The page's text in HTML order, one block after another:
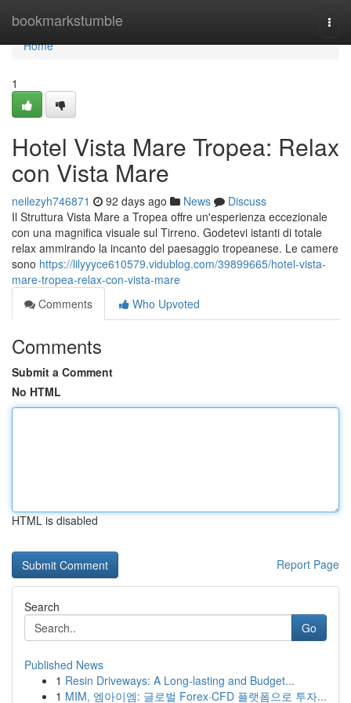
bookmarkstumble
Home
Home
1
Hotel Vista Mare Tropea: Relax
con Vista Mare
neilezyh746871 92 days ago News
Discuss
Il Struttura Vista Mare a Tropea offre un'esperienza eccezionale
con una magnifica visuale sul Tirreno. Godetevi istanti di totale
relax ammirando la incanto del paesaggio tropeanese. Le camere
sono https://lilyyyce610579.vidublog.com/39899665/hotel-vista-
mare-tropea-relax-con-vista-mare
Comments
Who Upvoted
Comments
Submit a Comment
No HTML
HTML is disabled
Report Page
Search
Go
Published News
1 Resin Driveways: A Long-lasting and Budget...
1 MIM, 엠아이엠: 글로벌 Forex·CFD 플랫폼으로 투자...